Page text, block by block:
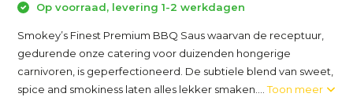
Op voorraad, levering 1-2 werkdagen
Smokey’s Finest Premium BBQ Saus waarvan de receptuur,
gedurende onze catering voor duizenden hongerige
carnivoren, is geperfectioneerd. De subtiele blend van sweet,
spice and smokiness laten alles lekker smaken....Toon meer